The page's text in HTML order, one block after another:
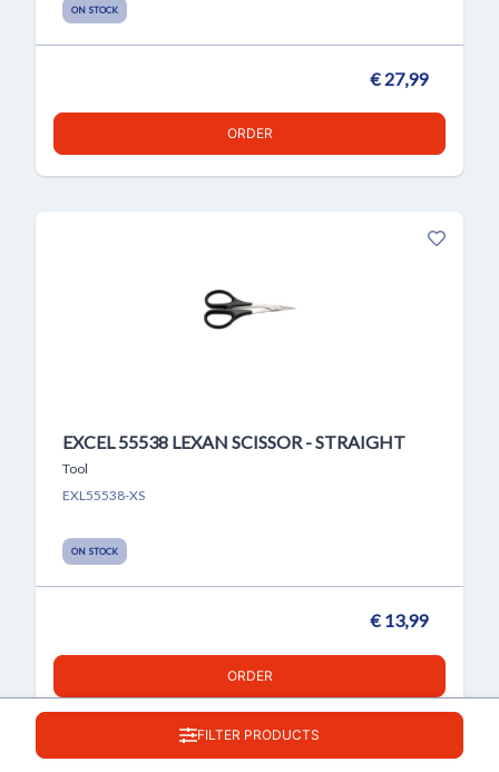
FILTER PRODUCTS
ON STOCK
€ 27,99
ORDER
EXCEL 55538 LEXAN SCISSOR - STRAIGHT
Tool
EXL55538-XS
ON STOCK
€ 13,99
ORDER